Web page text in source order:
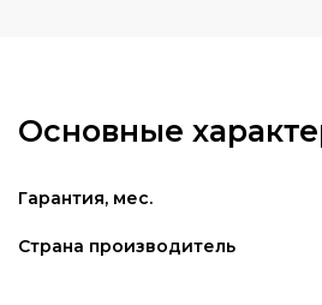
Основные
Гарантия, мес.
Страна производитель